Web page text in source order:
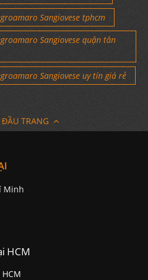
Sangiovese tphcm
Sangiovese quận tân
Sangiovese uy tín giá rẻ
ĐẦU TRANG
Minh
HCM